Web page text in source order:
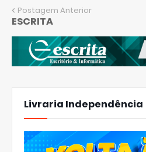
Postagem Anterior
ESCRITA
Livraria Independência